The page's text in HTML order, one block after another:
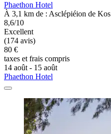
Phaethon Hotel
À 3,1 km de : Asclépiéion de Kos
8,6/10
Excellent
(174 avis)
80 €
taxes et frais compris
14 août - 15 août
Phaethon Hotel